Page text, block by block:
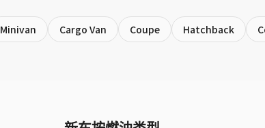
Minivan Cargo Van Coupe Hatchback